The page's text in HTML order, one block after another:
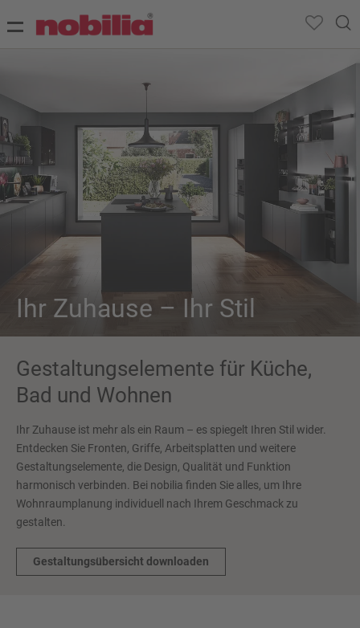
Ihr Zuhause – Ihr Stil
Gestaltungselemente für Küche,
Bad und Wohnen
Ihr Zuhause ist mehr als ein Raum – es spiegelt Ihren Stil wider.
Entdecken Sie Fronten, Griffe, Arbeitsplatten und weitere
Gestaltungselemente, die Design, Qualität und Funktion
harmonisch verbinden. Bei nobilia finden Sie alles, um Ihre
Wohnraumplanung individuell nach Ihrem Geschmack zu
gestalten.
Gestaltungsübersicht downloaden